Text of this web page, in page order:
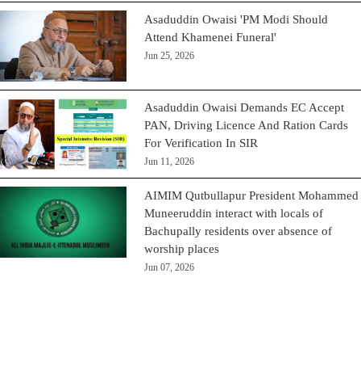
Asaduddin Owaisi 'PM Modi Should
Attend Khamenei Funeral'
Jun 25, 2026
Asaduddin Owaisi Demands EC Accept
PAN, Driving Licence And Ration Cards
For Verification In SIR
Jun 11, 2026
AIMIM Qutbullapur President Mohammed
Muneeruddin interact with locals of
Bachupally residents over absence of
worship places
Jun 07, 2026